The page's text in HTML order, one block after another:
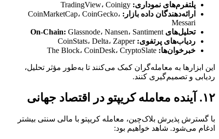
پلتفرم‌های نموداری:
ارائه‌دهندگان داده بازار: CoinMarketCap، CoinGecko،
Messari
تحلیل‌های On-Chain: Glassnode، Nansen، Santiment
ردیاب‌های پرتفوی: CoinStats، Delta، Zapper
خبرخوان‌ها:
این ابزارها به معامله‌گران کمک می‌کنند تا به‌طور مؤثر تحلیل،
ردیابی و تصمیم‌گیری کنند.
۱۲. آینده معامله کریپتو در اقتصاد جهانی
با گسترش پذیرش بلاک‌چین، معامله کریپتو با مالی سنتی بیشتر
ادغام می‌شود. شاهد خواهیم بود: